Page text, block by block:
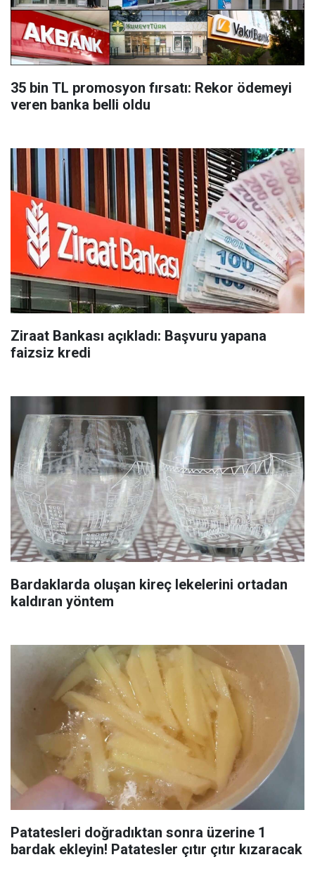
35 bin TL promosyon fırsatı: Rekor ödemeyi
veren banka belli oldu
Ziraat Bankası açıkladı: Başvuru yapana
faizsiz kredi
Bardaklarda oluşan kireç lekelerini ortadan
kaldıran yöntem
Patatesleri doğradıktan sonra üzerine 1
bardak ekleyin! Patatesler çıtır çıtır kızaracak